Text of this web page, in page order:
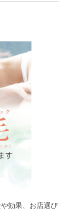
効果、お店選び